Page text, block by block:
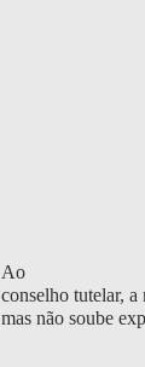
Ao
conselho tutelar,
mas não soube